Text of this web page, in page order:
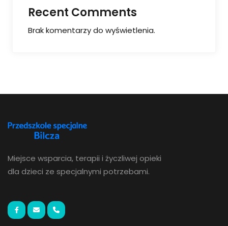
Recent Comments
Brak komentarzy do wyświetlenia.
Miejsce wsparcia, terapii i życzliwej opieki
dla dzieci ze specjalnymi potrzebami.